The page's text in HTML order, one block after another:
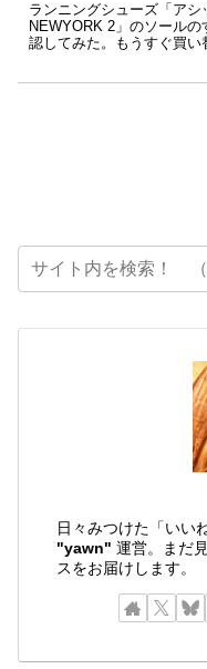
ランニングシューズ「アシ
NEWYORK 2」のソールの
認してみた。もうすぐ買い
日々みつけた「いい
"yawn" 運営。まだ
スをお届けします。